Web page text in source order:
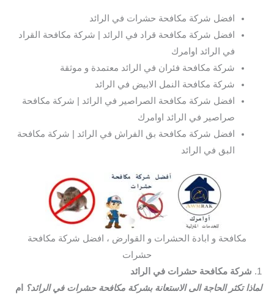
افضل شركة مكافحة حشرات في الرائد
افضل شركة مكافحة قراد في الرائد | شركة مكافحة القراد
في الرائد اوامرك
شركة مكافحة فئران في الرائد معتمدة و موثقة
شركة مكافحة النمل الابيض في الرائد
افضل شركة مكافحة الصراصير في الرائد | شركة مكافحة
صراصير في الرائد اوامرك
افضل شركة مكافحة بق الفراش في الرائد | شركة مكافحة
البق في الرائد
مكافحة و ابادة الحشرات و القوارض ، افضل شركة مكافحة
حشرات
1.
شركة مكافحة حشرات في الرائد
لماذا تكثر الحاجة الى الاستعانة بشركة مكافحة حشرات في الرائد؟
ام